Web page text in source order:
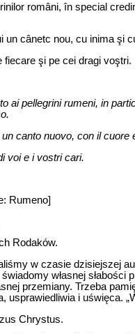
români, în special
un cânetc nou, cu inima şi
fiecare şi pe cei dragi voştri.
ai pellegrini rumeni, in
canto nuovo, con il cuore
voi e i vostri cari.
Rumeno]
Rodaków.
w czasie dzisiejszej
własnej
przemiany. Trzeba
usprawiedliwia i uświęca.
Chrystus.